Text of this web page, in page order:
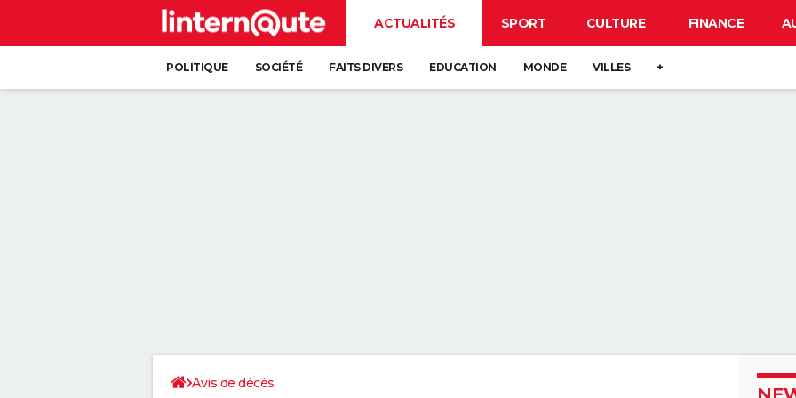
ACTUALITÉS SPORT CULTURE FINANCE
POLITIQUE SOCIÉTÉ FAITS DIVERS EDUCATION MONDE VILLES +
Avis de décès